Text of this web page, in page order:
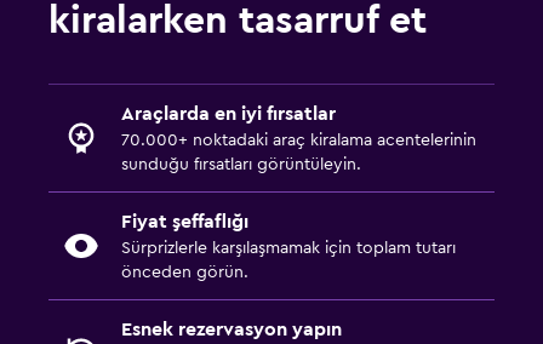
kiralarken tasarruf et
Araçlarda en iyi fırsatlar
70.000+ noktadaki araç kiralama acentelerinin
sunduğu fırsatları görüntüleyin.
Fiyat şeffaflığı
Sürprizlerle karşılaşmamak için toplam tutarı
önceden görün.
Esnek rezervasyon yapın